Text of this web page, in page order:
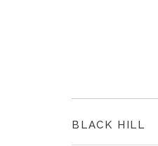
BLACK HILL